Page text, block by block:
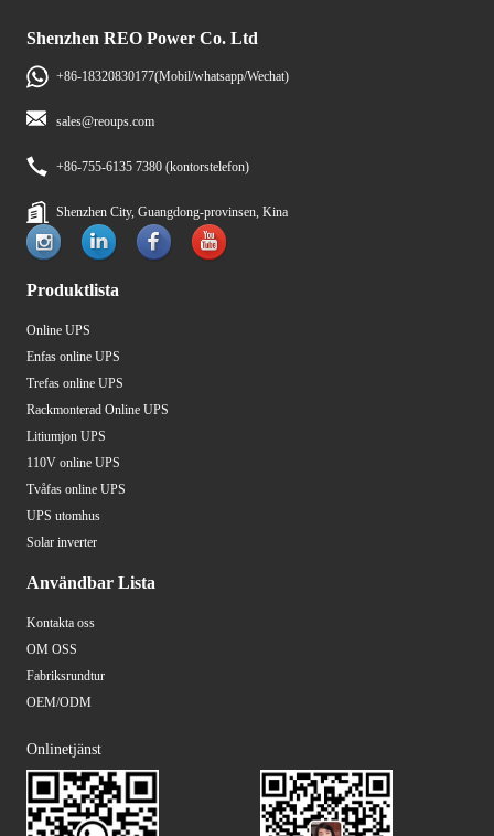
Shenzhen REO Power Co. Ltd
+86-18320830177(Mobil/whatsapp/Wechat)
sales@reoups.com
+86-755-6135 7380 (kontorstelefon)
Shenzhen City, Guangdong-provinsen, Kina
Produktlista
Online UPS
Enfas online UPS
Trefas online UPS
Rackmonterad Online UPS
Litiumjon UPS
110V online UPS
Tvåfas online UPS
UPS utomhus
Solar inverter
Användbar Lista
Kontakta oss
OM OSS
Fabriksrundtur
OEM/ODM
Onlinetjänst